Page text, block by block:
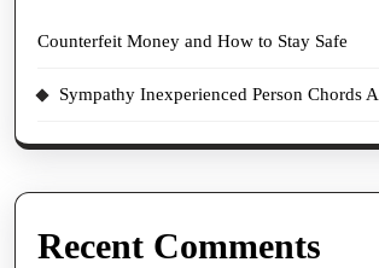
Counterfeit Money and How to Stay Safe
Sympathy Inexperienced Person Chords
Recent Comments